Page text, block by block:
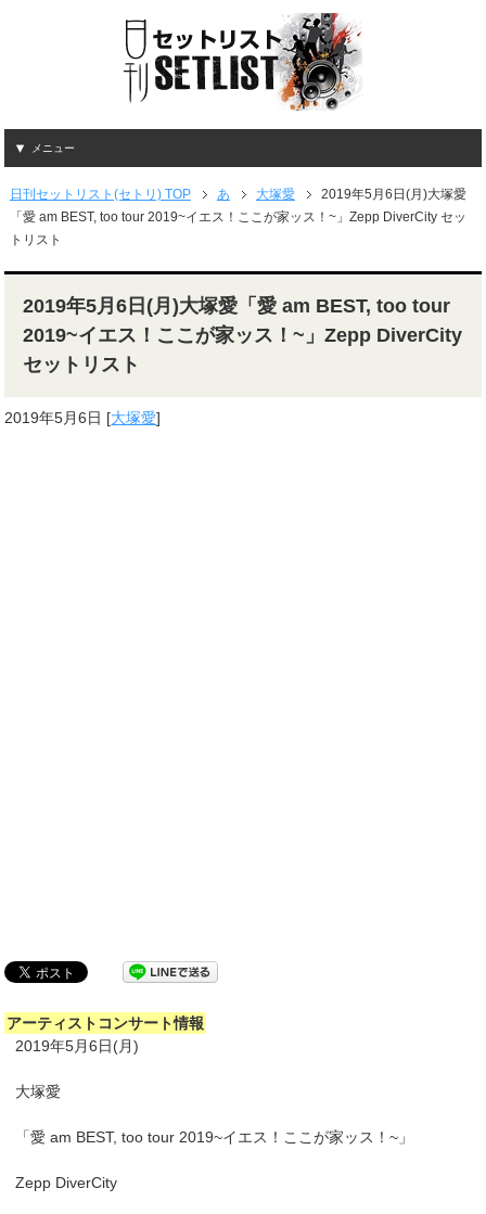
メニュー
日刊セットリスト(セトリ) TOP あ 大塚愛
2019年5月6日(月)大塚愛
「愛 am BEST, too tour 2019~イエス！ここが家ッス！~」Zepp DiverCity セッ
トリスト
2019年5月6日(月)大塚愛「愛 am BEST, too tour
2019~イエス！ここが家ッス！~」Zepp DiverCity
セットリスト
2019年5月6日 [大塚愛]
アーティストコンサート情報
2019年5月6日(月)
大塚愛
「愛 am BEST, too tour 2019~イエス！ここが家ッス！~」
Zepp DiverCity